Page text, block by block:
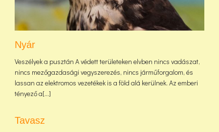
Nyár
Veszélyek a pusztán A védett területeken elvben nincs vadászat,
nincs mezőgazdasági vegyszerezés, nincs járműforgalom, és
lassan az elektromos vezetékek is a föld alá kerülnek. Az emberi
tényező a[...]
Tavasz